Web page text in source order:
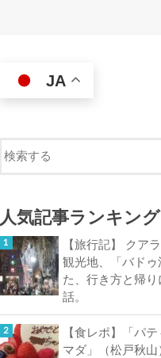
JA
人気記事ランキング
【旅行記】 クア
観光地、「バド
た、行き方と帰
話。
【食レポ】「パ
マダ」（松戸秋